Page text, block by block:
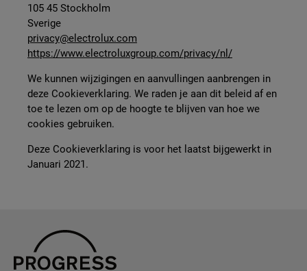
105 45 Stockholm
Sverige
privacy@electrolux.com
https://www.electroluxgroup.com/privacy/nl/
We kunnen wijzigingen en aanvullingen aanbrengen in
deze Cookieverklaring. We raden je aan dit beleid af en
toe te lezen om op de hoogte te blijven van hoe we
cookies gebruiken.
Deze Cookieverklaring is voor het laatst bijgewerkt in
Januari 2021.